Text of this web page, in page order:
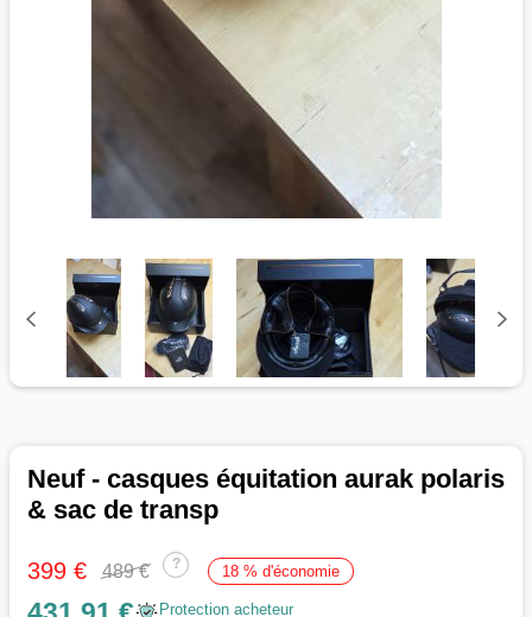
Neuf - casques équitation aurak polaris
& sac de transp
399 € 489 € ? 18 % d'économie
Protection acheteur